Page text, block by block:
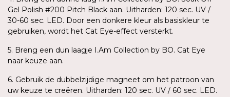
Gel Polish #200 Pitch Black aan. Uitharden: 120 sec. UV /
30-60 sec. LED. Door een donkere kleur als basiskleur te
gebruiken, wordt het Cat Eye-effect versterkt.
5. Breng een dun laagje I.Am Collection by BO. Cat Eye
naar keuze aan.
6. Gebruik de dubbelzijdige magneet om het patroon van
uw keuze te creëren. Uitharden: 120 sec. UV / 60 sec. LED.